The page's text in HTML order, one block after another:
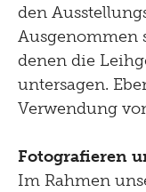
den
Ausgenommen
denen die
untersagen.
Verwendung
Fotografieren
Im Rahmen